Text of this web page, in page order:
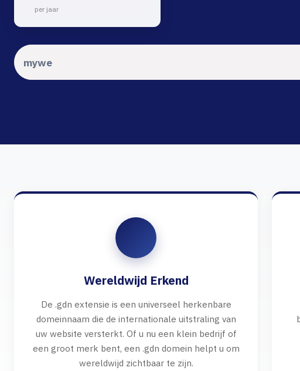
per jaar
Wereldwijd Erkend
De .gdn extensie is een universeel herkenbare
domeinnaam die de internationale uitstraling van
uw website versterkt. Of u nu een klein bedrijf of
een groot merk bent, een .gdn domein helpt u om
wereldwijd zichtbaar te zijn.